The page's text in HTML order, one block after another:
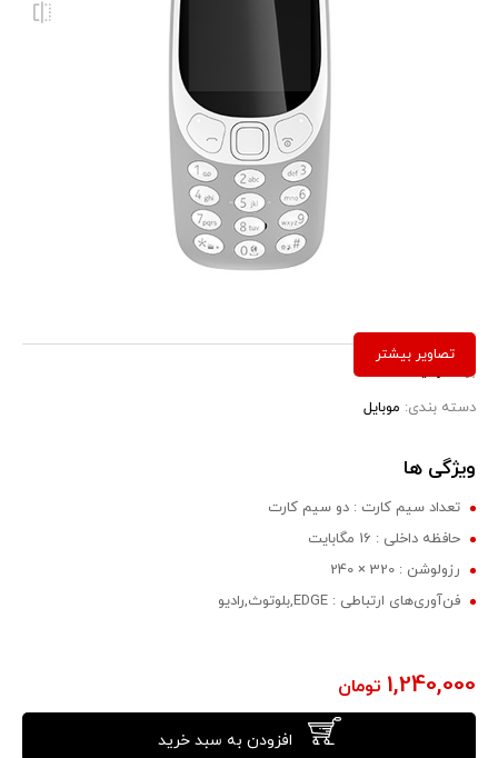
برند:
دسته بندی: موبایل
ویژگی ها
تعداد سیم کارت : دو سیم کارت
حافظه داخلی : 16 مگابایت
رزولوشن : 320 × 240
فن‌آوری‌های ارتباطی : EDGE,بلوتوث,رادیو
1,240,000 تومان